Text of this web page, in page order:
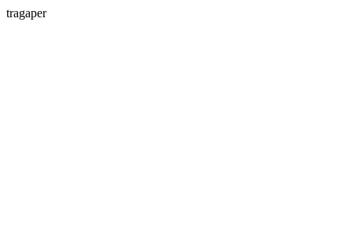
tragaper